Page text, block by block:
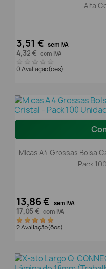
Alta
3,51 € sem IVA
4,32 € com IVA
0 Avaliação(ões)
Micas A4 Grossas Bolsa
Pack
13,86 € sem IVA
17,05 € com IVA
2 Avaliação(ões)